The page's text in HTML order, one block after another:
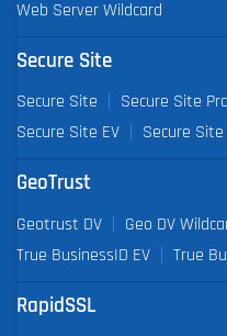
Web Server Wildcard
Secure Site
Secure Site Secure Site Pro
Secure Site EV
Secure Site
GeoTrust
Geotrust DV Geo DV
True BusinessID EV
True
RapidSSL